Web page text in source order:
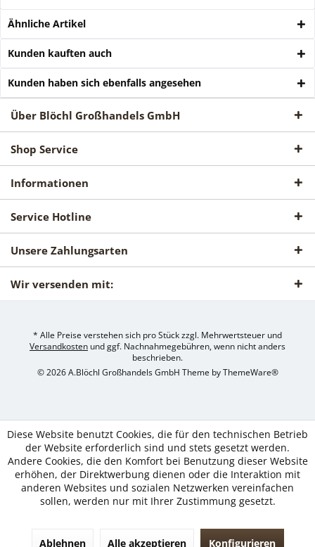
Ähnliche Artikel
Kunden kauften auch
Kunden haben sich ebenfalls angesehen
Über Blöchl Großhandels GmbH
Shop Service
Informationen
Service Hotline
Unsere Zahlungsarten
Wir versenden mit:
* Alle Preise verstehen sich pro Stück zzgl. Mehrwertsteuer und
Versandkosten und ggf. Nachnahmegebühren, wenn nicht anders
beschrieben.
© 2026 A.Blöchl Großhandels GmbH Theme byThemeWare®
Diese Website benutzt Cookies, die für den technischen Betrieb
der Website erforderlich sind und stets gesetzt werden.
Andere Cookies, die den Komfort bei Benutzung dieser Website
erhöhen, der Direktwerbung dienen oder die Interaktion mit
anderen Websites und sozialen Netzwerken vereinfachen
sollen, werden nur mit Ihrer Zustimmung gesetzt.
Ablehnen Alle akzeptieren Konfigurieren